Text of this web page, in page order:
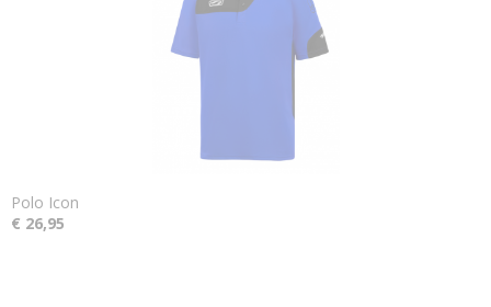
Polo Icon
€ 26,95